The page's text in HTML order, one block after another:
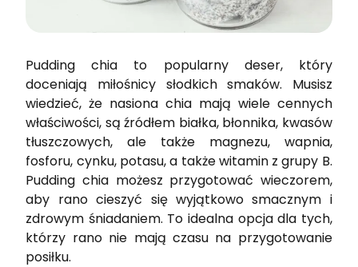
Pudding chia to popularny deser, który
doceniają miłośnicy słodkich smaków. Musisz
wiedzieć, że nasiona chia mają wiele cennych
właściwości, są źródłem białka, błonnika, kwasów
tłuszczowych, ale także magnezu, wapnia,
fosforu, cynku, potasu, a także witamin z grupy B.
Pudding chia możesz przygotować wieczorem,
aby rano cieszyć się wyjątkowo smacznym i
zdrowym śniadaniem. To idealna opcja dla tych,
którzy rano nie mają czasu na przygotowanie
posiłku.